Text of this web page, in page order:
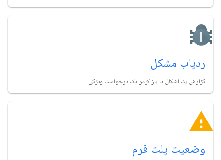
ردیاب مشکل
گزارش یک اشکال یا باز کردن یک درخواست ویژگی.
وضعیت پلت فرم